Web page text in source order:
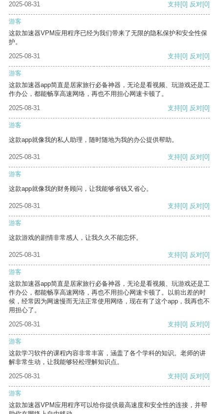
2025-08-31
支持[0] 反对[0]
游客
这款加速器VPM应用程序已经为我们带来了无限的隐私保护和安全性保
护。
2025-08-31
支持[0] 反对[0]
游客
这款加速器app简直是居家旅行必备神器，无论是看视频、玩游戏还是工
作办公，都能畅享高速网络，再也不用担心网速卡顿了。
2025-08-31
支持[0] 反对[0]
游客
这款app就像我的私人助理，随时随地为我的办公提供帮助。
2025-08-31 支持[0] 反对[0]
游客
这款app就像我的财务顾问，让我能够省钱又省心。
2025-08-31 支持[0] 反对[0]
游客
这款游戏的剧情非常感人，让我久久不能忘怀。
2025-08-31 支持[0] 反对[0]
游客
这款加速器app简直是居家旅行必备神器，无论是看视频、玩游戏还是工
作办公，都能畅享高速网络，再也不用担心网速卡顿了。以前出差的时
候，经常因为网速慢而无法正常使用网络，现在有了这个app，我再也不
用担心了。
2025-08-31
支持[0] 反对[0]
游客
这款学习软件的课程内容非常丰富，涵盖了各个学科的知识。老师的讲
解非常生动，让我能够轻松理解知识点。
2025-08-31
支持[0] 反对[0]
游客
这款加速器VPM应用程序可以给你提供最高速度和安全性的连接，并帮